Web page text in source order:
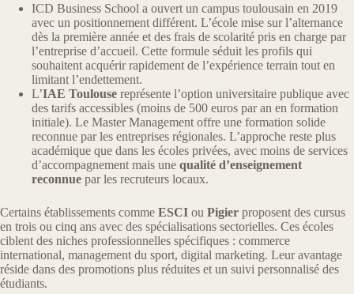
ICD Business School a ouvert un campus toulousain en 2019
avec un positionnement différent. L’école mise sur l’alternance
dès la première année et des frais de scolarité pris en charge par
l’entreprise d’accueil. Cette formule séduit les profils qui
souhaitent acquérir rapidement de l’expérience terrain tout en
limitant l’endettement.
L’IAE Toulouse représente l’option universitaire publique avec
des tarifs accessibles (moins de 500 euros par an en formation
initiale). Le Master Management offre une formation solide
reconnue par les entreprises régionales. L’approche reste plus
académique que dans les écoles privées, avec moins de services
d’accompagnement mais une qualité d’enseignement
reconnue par les recruteurs locaux.
Certains établissements comme ESCI ou Pigier proposent des cursus
en trois ou cinq ans avec des spécialisations sectorielles. Ces écoles
ciblent des niches professionnelles spécifiques : commerce
international, management du sport, digital marketing. Leur avantage
réside dans des promotions plus réduites et un suivi personnalisé des
étudiants.